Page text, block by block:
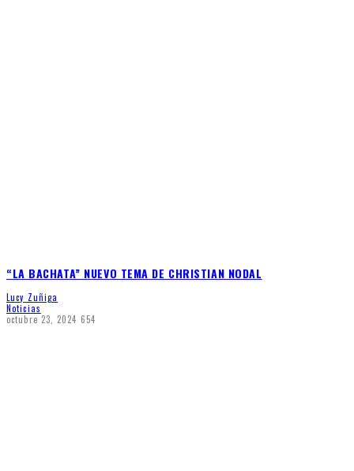
“LA BACHATA” NUEVO TEMA DE CHRISTIAN NODAL
Lucy Zuñiga
Noticias
octubre 23, 2024 654